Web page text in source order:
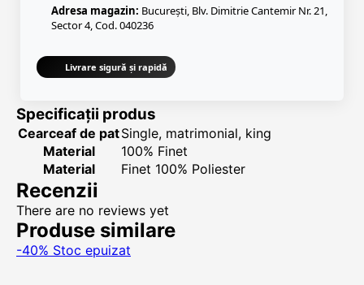
Adresa magazin: București, Blv. Dimitrie Cantemir Nr. 21,
Sector 4, Cod. 040236
Livrare sigură și rapidă
Specificații produs
Cearceaf de patSingle, matrimonial, king
Material
100% Finet
Material
Finet 100% Poliester
Recenzii
There are no reviews yet
Produse similare
-40% Stoc epuizat